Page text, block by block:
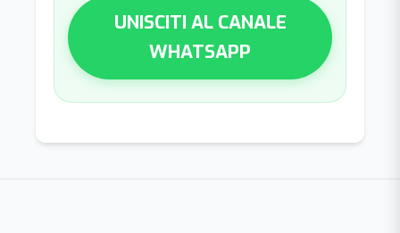
UNISCITI AL CANALE
WHATSAPP